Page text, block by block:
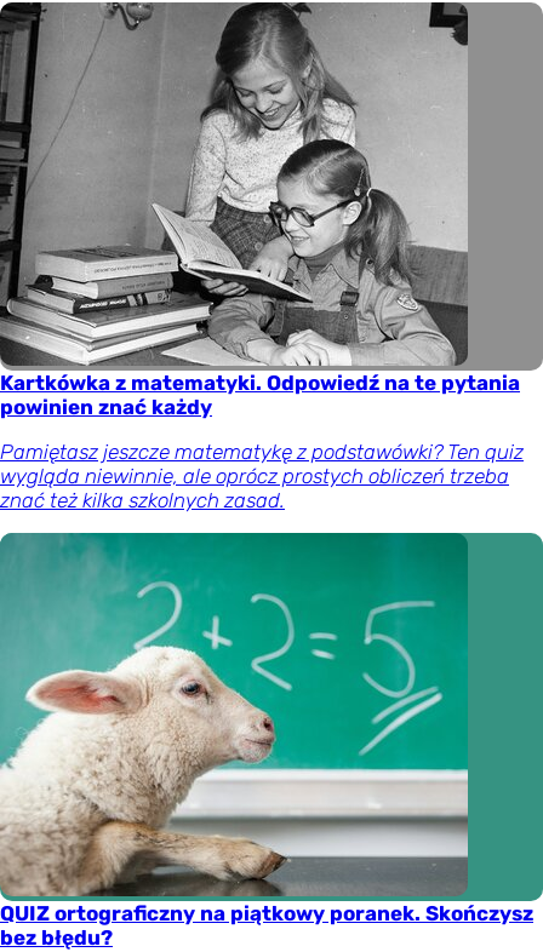
Kartkówka z matematyki. Odpowiedź na te pytania
powinien znać każdy
Pamiętasz jeszcze matematykę z podstawówki? Ten quiz
wygląda niewinnie, ale oprócz prostych obliczeń trzeba
znać też kilka szkolnych zasad.
QUIZ ortograficzny na piątkowy poranek. Skończysz
bez błędu?